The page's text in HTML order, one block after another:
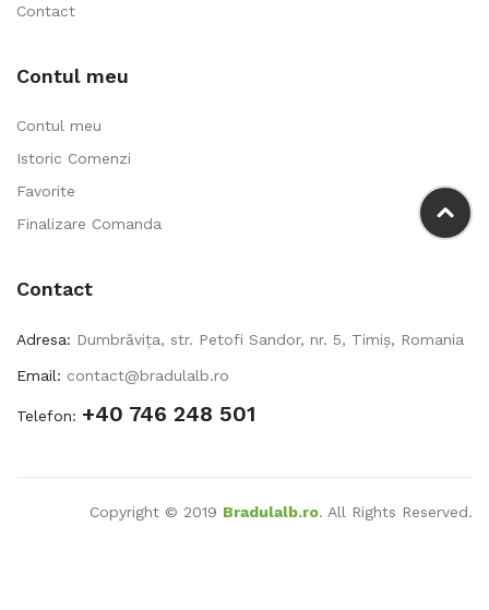
Contact
Contul meu
Contul meu
Istoric Comenzi
Favorite
Finalizare Comanda
Contact
Adresa: Dumbrăvița, str. Petofi Sandor, nr. 5, Timiș, Romania
Email: contact@bradulalb.ro
Telefon: +40 746 248 501
Copyright © 2019 Bradulalb.ro. All Rights Reserved.